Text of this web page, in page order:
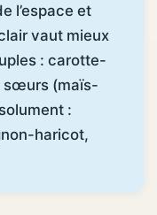
l’espace et
vaut mieux
: carotte-
sœurs (maïs-
:
haricot,